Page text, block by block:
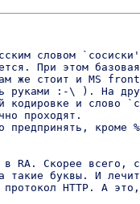
словом `сосиски'
При этом базовая
же стоит и MS
руками :-\ ). На
и слово
проходят.
кроме
RA. Скорее всего,
такие буквы. И
HTTP. А